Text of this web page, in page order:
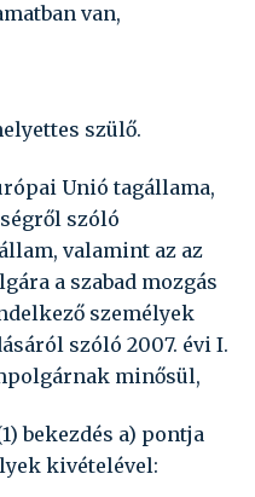
van,
szülő.
Unió tagállama,
szóló
valamint az az
a szabad mozgás
személyek
szóló2007. évi I.
minősül,
bekezdés a) pontja
kivételével: